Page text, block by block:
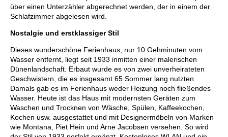
über einen Unterzähler abgerechnet werden, der in einem der
Schlafzimmer abgelesen wird.
Nostalgie und erstklassiger Stil
Dieses wunderschöne Ferienhaus, nur 10 Gehminuten vom
Wasser entfernt, liegt seit 1933 inmitten einer malerischen
Dünenlandschaft. Erbaut wurde es von zwei unverheirateten
Geschwistern, die es insgesamt 65 Sommer lang nutzten.
Damals gab es im Ferienhaus weder Heizung noch fließendes
Wasser. Heute ist das Haus mit modernsten Geräten zum
Waschen und Trocknen von Wäsche, Spülen, Kaffeekochen,
Kochen usw. ausgestattet und mit Designermöbeln von Marken
wie Montana, Piet Hein und Arne Jacobsen versehen. So wird